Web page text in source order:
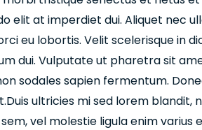
elit at imperdiet dui. Aliquet nec
eu lobortis. Velit scelerisque in
dui. Vulputate ut pharetra sit
sodales sapien fermentum.
ultricies mi sed lorem blandit,
vel molestie ligula enim varius